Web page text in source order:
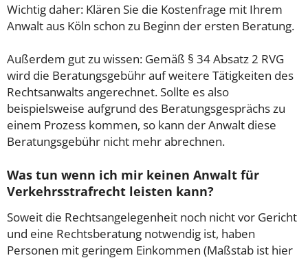
Wichtig daher: Klären Sie die Kostenfrage mit Ihrem
Anwalt aus Köln schon zu Beginn der ersten Beratung.
Außerdem gut zu wissen: Gemäß § 34 Absatz 2 RVG
wird die Beratungsgebühr auf weitere Tätigkeiten des
Rechtsanwalts angerechnet. Sollte es also
beispielsweise aufgrund des Beratungsgesprächs zu
einem Prozess kommen, so kann der Anwalt diese
Beratungsgebühr nicht mehr abrechnen.
Was tun wenn ich mir keinen Anwalt für
Verkehrsstrafrecht leisten kann?
Soweit die Rechtsangelegenheit noch nicht vor Gericht
und eine Rechtsberatung notwendig ist, haben
Personen mit geringem Einkommen (Maßstab ist hier